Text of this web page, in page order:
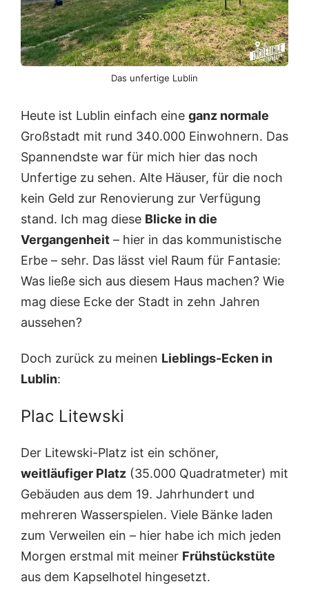
Das unfertige Lublin
Heute ist Lublin einfach eine ganz normale
Großstadt mit rund 340.000 Einwohnern. Das
Spannendste war für mich hier das noch
Unfertige zu sehen. Alte Häuser, für die noch
kein Geld zur Renovierung zur Verfügung
stand. Ich mag diese Blicke in die
Vergangenheit – hier in das kommunistische
Erbe – sehr. Das lässt viel Raum für Fantasie:
Was ließe sich aus diesem Haus machen? Wie
mag diese Ecke der Stadt in zehn Jahren
aussehen?
Doch zurück zu meinen Lieblings-Ecken in
Lublin:
Plac Litewski
Der Litewski-Platz ist ein schöner,
weitläufiger Platz (35.000 Quadratmeter) mit
Gebäuden aus dem 19. Jahrhundert und
mehreren Wasserspielen. Viele Bänke laden
zum Verweilen ein – hier habe ich mich jeden
Morgen erstmal mit meiner Frühstückstüte
aus dem Kapselhotel hingesetzt.